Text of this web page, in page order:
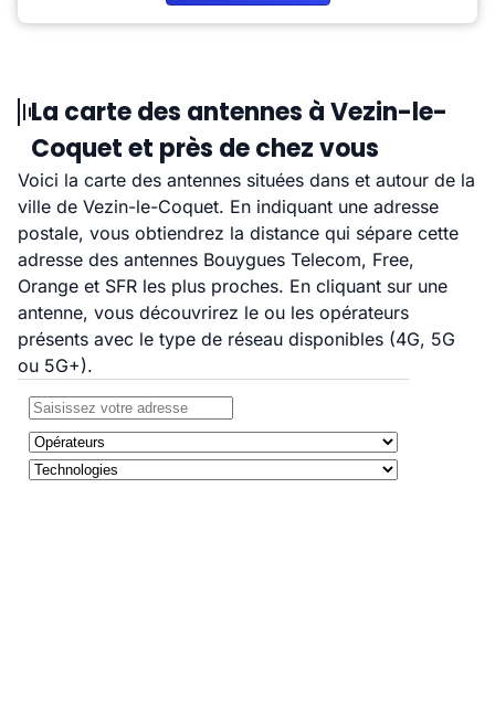
La carte des antennes à Vezin-le-
Coquet et près de chez vous
Voici la carte des antennes situées dans et autour de la
ville de Vezin-le-Coquet. En indiquant une adresse
postale, vous obtiendrez la distance qui sépare cette
adresse des antennes Bouygues Telecom, Free,
Orange et SFR les plus proches. En cliquant sur une
antenne, vous découvrirez le ou les opérateurs
présents avec le type de réseau disponibles (4G, 5G
ou 5G+).